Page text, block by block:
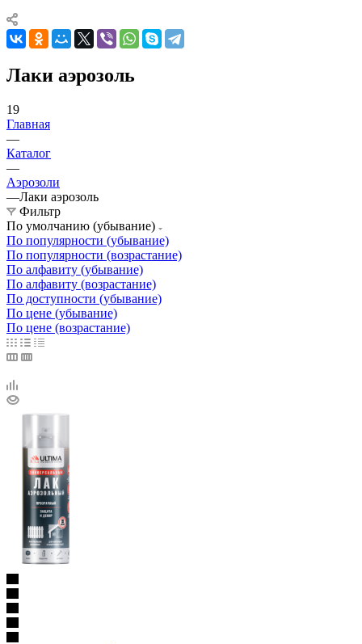
Лаки аэрозоль
19
Главная
—
Каталог
—
Аэрозоли
—Лаки аэрозоль
Фильтр
По умолчанию (убывание)
По популярности (убывание)
По популярности (возрастание)
По алфавиту (убывание)
По алфавиту (возрастание)
По доступности (убывание)
По цене (убывание)
По цене (возрастание)